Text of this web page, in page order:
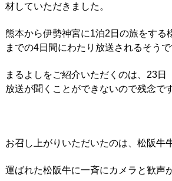
材していただきました。
熊本から伊勢神宮に1泊2日の旅をする
までの4日間にわたり放送されるそうで
まるよしをご紹介いただくのは、23日
放送が聞くことができないので残念です
お召し上がりいただいたのは、松阪牛
運ばれた松阪牛に一斉にカメラと歓声